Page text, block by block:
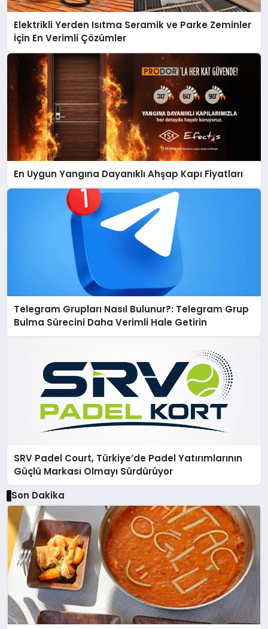
Elektrikli Yerden Isıtma Seramik ve Parke Zeminler
İçin En Verimli Çözümler
En Uygun Yangına Dayanıklı Ahşap Kapı Fiyatları
Telegram Grupları Nasıl Bulunur?: Telegram Grup
Bulma Sürecini Daha Verimli Hale Getirin
SRV Padel Court, Türkiye’de Padel Yatırımlarının
Güçlü Markası Olmayı Sürdürüyor
Son Dakika